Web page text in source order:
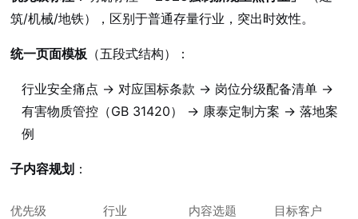
筑/机械/地铁），区别于普通存量行业，突出时效性。
统一页面模板 （五段式结构）：
行业安全痛点 → 对应国标条款 → 岗位分级配备清单 →
有害物质管控（GB 31420） → 康泰定制方案 → 落地案
例
子内容规划 ：
优先级 行业 内容选题 目标客户